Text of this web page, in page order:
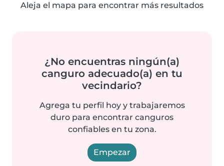
Aleja el mapa para encontrar más resultados
¿No encuentras ningún(a)
canguro adecuado(a) en tu
vecindario?
Agrega tu perfil hoy y trabajaremos
duro para encontrar canguros
confiables en tu zona.
Empezar